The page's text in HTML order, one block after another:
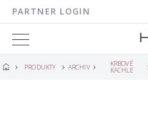
PARTNER LOGIN
PRODUKTY ARCHIV KRBOVÉ
KACHLE